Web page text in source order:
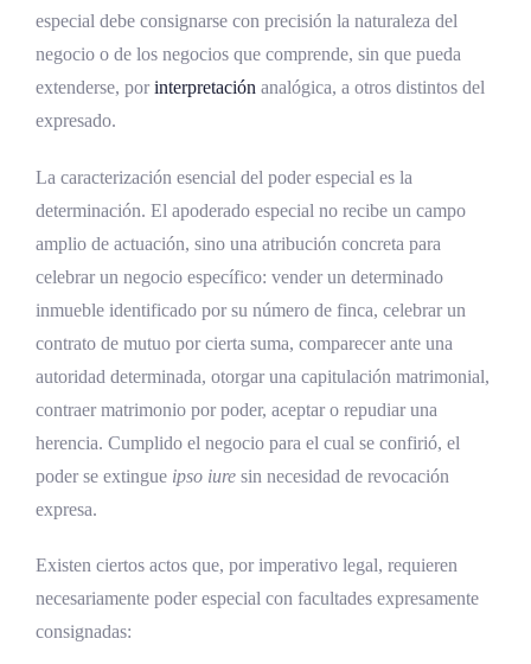
especial debe consignarse con precisión la naturaleza del
negocio o de los negocios que comprende, sin que pueda
extenderse, porinterpretación analógica, a otros distintos del
expresado.
La caracterización esencial del poder especial es la
determinación. El apoderado especial no recibe un campo
amplio de actuación, sino una atribución concreta para
celebrar un negocio específico: vender un determinado
inmueble identificado por su número de finca, celebrar un
contrato de mutuo por cierta suma, comparecer ante una
autoridad determinada, otorgar una capitulación matrimonial,
contraer matrimonio por poder, aceptar o repudiar una
herencia. Cumplido el negocio para el cual se confirió, el
poder se extingue ipso iure sin necesidad de revocación
expresa.
Existen ciertos actos que, por imperativo legal, requieren
necesariamente poder especial con facultades expresamente
consignadas: